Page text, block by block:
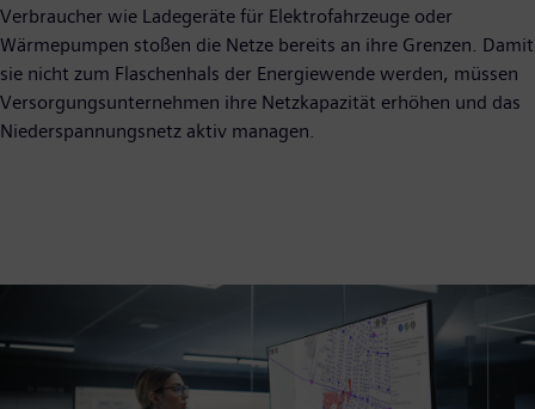
Verbraucher wie Ladegeräte für Elektrofahrzeuge oder
Wärmepumpen stoßen die Netze bereits an ihre Grenzen. Damit
sie nicht zum Flaschenhals der Energiewende werden, müssen
Versorgungsunternehmen ihre Netzkapazität erhöhen und das
Niederspannungsnetz aktiv managen.